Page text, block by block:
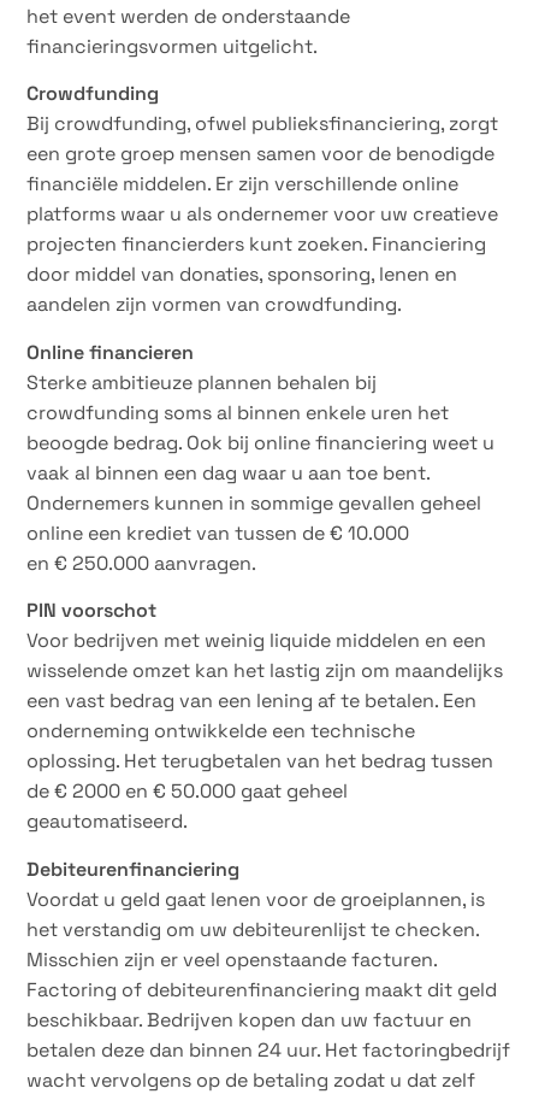
het event werden de onderstaande
financieringsvormen uitgelicht.
Crowdfunding
Bij crowdfunding, ofwel publieksfinanciering, zorgt
een grote groep mensen samen voor de benodigde
financiële middelen. Er zijn verschillende online
platforms waar u als ondernemer voor uw creatieve
projecten financierders kunt zoeken. Financiering
door middel van donaties, sponsoring, lenen en
aandelen zijn vormen van crowdfunding.
Online financieren
Sterke ambitieuze plannen behalen bij
crowdfunding soms al binnen enkele uren het
beoogde bedrag. Ook bij online financiering weet u
vaak al binnen een dag waar u aan toe bent.
Ondernemers kunnen in sommige gevallen geheel
online een krediet van tussen de € 10.000
en € 250.000 aanvragen.
PIN voorschot
Voor bedrijven met weinig liquide middelen en een
wisselende omzet kan het lastig zijn om maandelijks
een vast bedrag van een lening af te betalen. Een
onderneming ontwikkelde een technische
oplossing. Het terugbetalen van het bedrag tussen
de € 2000 en € 50.000 gaat geheel
geautomatiseerd.
Debiteurenfinanciering
Voordat u geld gaat lenen voor de groeiplannen, is
het verstandig om uw debiteurenlijst te checken.
Misschien zijn er veel openstaande facturen.
Factoring of debiteurenfinanciering maakt dit geld
beschikbaar. Bedrijven kopen dan uw factuur en
betalen deze dan binnen 24 uur. Het factoringbedrijf
wacht vervolgens op de betaling zodat u dat zelf